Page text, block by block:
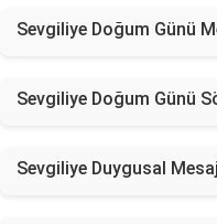
Sevgiliye Doğum Günü
Sevgiliye Doğum Günü
Sevgiliye Duygusal